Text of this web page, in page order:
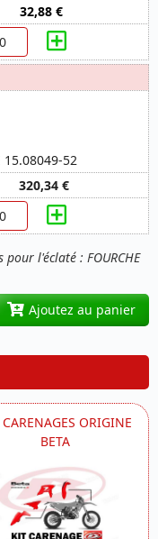
pour l'éclaté : FOURCHE
32,88 €
15.08049-52
320,34 €
Ajoutez au panier
ORIGINE
BETA